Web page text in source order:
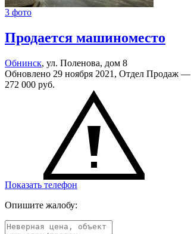
3 фото
Продается машиноместо
Обнинск, ул. Поленова, дом 8
Обновлено 29 ноября 2021, Отдел Продаж —
272 000 руб.
Показать телефон
Опишите жалобу: